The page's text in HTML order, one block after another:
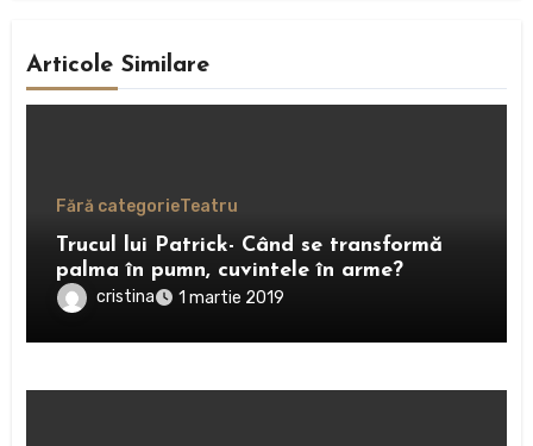
Articole Similare
Fără categorieTeatru
Trucul lui Patrick- Când se transformă
palma în pumn, cuvintele în arme?
cristina 1 martie 2019